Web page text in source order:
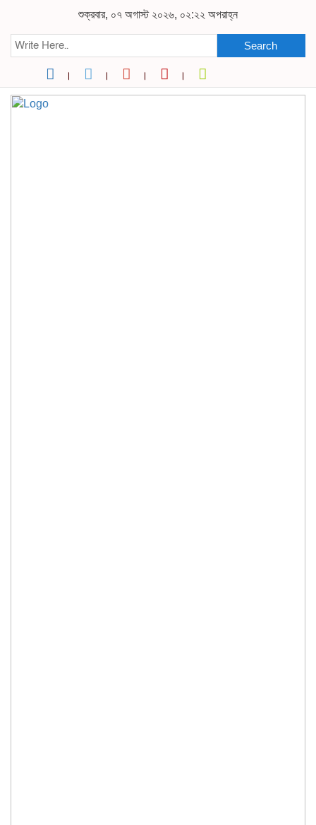
শুক্রবার, ০৭ অগাস্ট ২০২৬, ০২:২২ অপরাহ্ন
Search